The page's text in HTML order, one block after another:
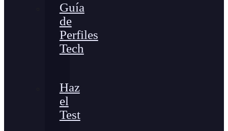
Guía
de
Perfiles
Tech
Haz
el
Test